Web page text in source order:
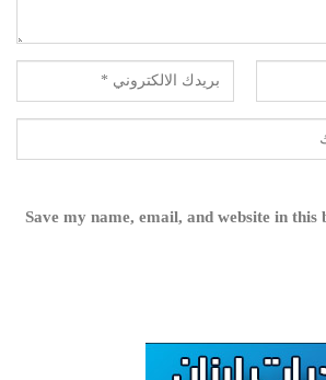
Save my name, email, and website in